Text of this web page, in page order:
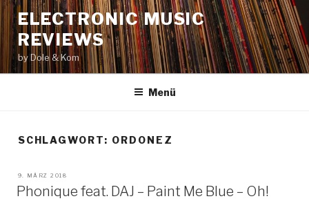
Zum
Inhalt
springen
ELECTRONIC MUSIC
REVIEWS
by Dole & Kom
Menü
SCHLAGWORT: ORDONEZ
VERÖFFENTLICHT
9. MÄRZ 2018
Phonique feat. DAJ – Paint Me Blue – Oh!